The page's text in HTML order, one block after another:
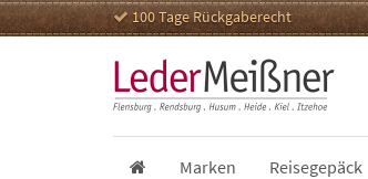
100 Tage Rückgaberecht
Marken Reisegepäck